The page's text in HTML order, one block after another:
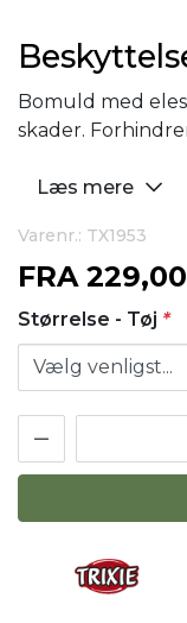
Bomuld med
skader.
Læs mere
Varenr.: TX1953
FRA
Størrelse - Tøj *